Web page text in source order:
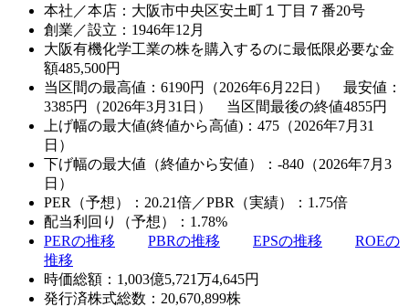
本社／本店：大阪市中央区安土町１丁目７番20号
創業／設立：1946年12月
大阪有機化学工業の株を購入するのに最低限必要な金
額485,500円
当区間の最高値：6190円（2026年6月22日） 最安値：
3385円（2026年3月31日） 当区間最後の終値4855円
上げ幅の最大値(終値から高値)：475（2026年7月31
日）
下げ幅の最大値（終値から安値）：-840（2026年7月3
日）
PER（予想）：20.21倍／PBR（実績）：1.75倍
配当利回り（予想）：1.78%
PERの推移
PBRの推移 EPSの推移
ROEの
推移
時価総額：1,003億5,721万4,645円
発行済株式総数：20,670,899株